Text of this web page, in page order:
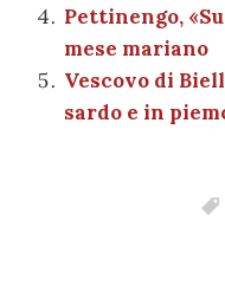
Pettinengo,
mese mariano
Vescovo di
sardo e in